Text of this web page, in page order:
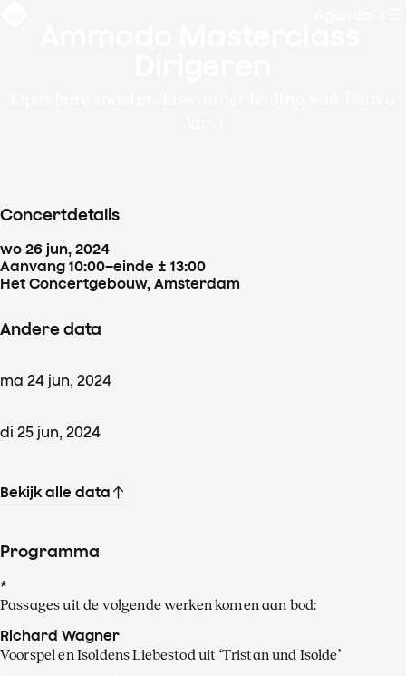
Concertdetails
wo 26 jun, 2024
Aanvang 10:00–einde ± 13:00
Het Concertgebouw, Amsterdam
Andere data
ma 24 jun, 2024
di 25 jun, 2024
Bekijk alle data
Programma
*
Passages uit de volgende werken komen aan bod:
Richard Wagner
Voorspel en Isoldens Liebestod uit ‘Tristan und Isolde’